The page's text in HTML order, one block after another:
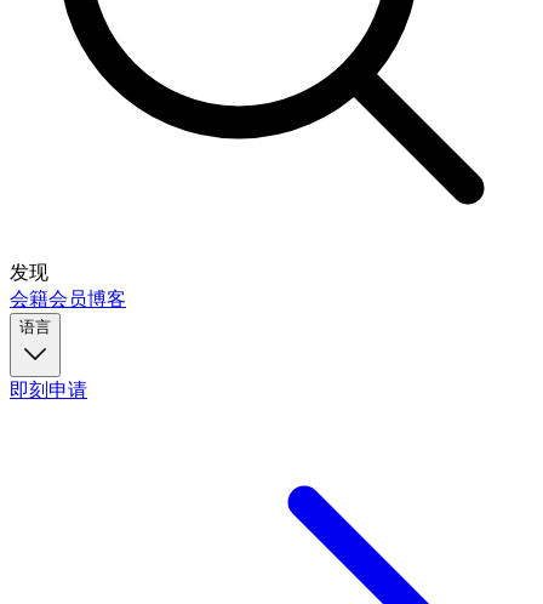
发现
会籍会员博客
语言
即刻申请